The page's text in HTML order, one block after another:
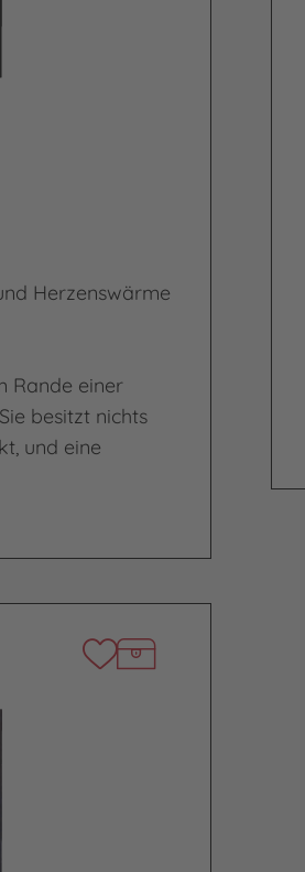
Herzenswärme
Rande einer
besitzt nichts
und eine